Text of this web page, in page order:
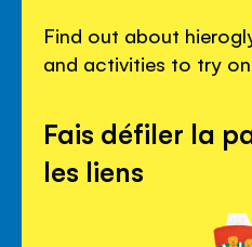
Find out about
and activities to try
Fais défiler la
les liens